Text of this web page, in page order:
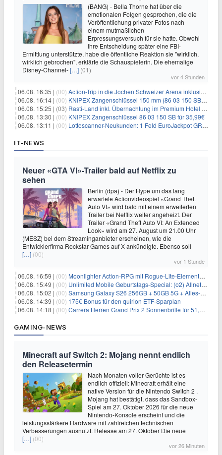
(BANG) - Bella Thorne hat über die
emotionalen Folgen gesprochen, die die
Veröffentlichung privater Fotos nach
einem mutmaßlichen
Erpressungsversuch für sie hatte. Obwohl
ihre Entscheidung später eine FBI-
Ermittlung unterstützte, habe die öffentliche Reaktion sie "wirklich,
wirklich gebrochen", erklärte die Schauspielerin. Die ehemalige
Disney-Channel-[…] (01)
vor 4 Stunden
06.08. 16:35 | (00) Action-Trip in die Jochen Schweizer Arena inklusive Premium Hotel und Frühstück ab 59€ p.P.
06.08. 16:14 | (00) KNIPEX Zangenschlüssel 150 mm (86 03 150 SB) für 35,99€
06.08. 15:25 | (03) Rasti-Land inkl. Übernachtung im Premium Hotel ab 69€ p.P.
06.08. 13:30 | (00) KNIPEX Zangenschlüssel 86 03 150 SB für 35,99€
06.08. 13:11 | (00) Lottoscanner-Neukunden: 1 Feld EuroJackpot GRATIS spielen
IT-NEWS
Neuer «GTA VI»-Trailer bald auf Netflix zu
sehen
Berlin (dpa) - Der Hype um das lang
erwartete Actionvideospiel «Grand Theft
Auto VI» wird bald mit einem erweiterten
Trailer bei Netflix weiter angeheizt. Der
Trailer «Grand Theft Auto VI: An Extended
Look» wird am 27. August um 21.00 Uhr
(MESZ) bei dem Streaminganbieter erscheinen, wie die
Entwicklerfirma Rockstar Games auf X ankündigte. Ebenso soll
[…] (00)
vor 1 Stunde
06.08. 16:59 | (00) Moonlighter Action-RPG mit Rogue-Lite-Elementen kostenlos bei Steam
06.08. 15:49 | (00) Unlimited Mobile Geburtstags-Special: (o2) Allnet-Flats ab 14,99€/Monat
06.08. 15:02 | (00) Samsung Galaxy S26 256GB + 50GB 5G + Alles-Flat im Vodafone-Netz für 19,99€/Monat – eff. 0,20€/Monat
06.08. 14:39 | (00) 175€ Bonus für den quirion ETF-Sparplan
06.08. 14:18 | (00) Carrera Herren Grand Prix 2 Sonnenbrille für 51,55€
GAMING-NEWS
Minecraft auf Switch 2: Mojang nennt endlich
den Releasetermin
Nach Monaten voller Gerüchte ist es
endlich offiziell: Minecraft erhält eine
native Version für die Nintendo Switch 2 .
Mojang hat bestätigt, dass das Sandbox-
Spiel am 27. Oktober 2026 für die neue
Nintendo-Konsole erscheint und die
leistungsstärkere Hardware mit zahlreichen technischen
Verbesserungen ausnutzt. Release am 27. Oktober Die neue
[…] (00)
vor 26 Minuten